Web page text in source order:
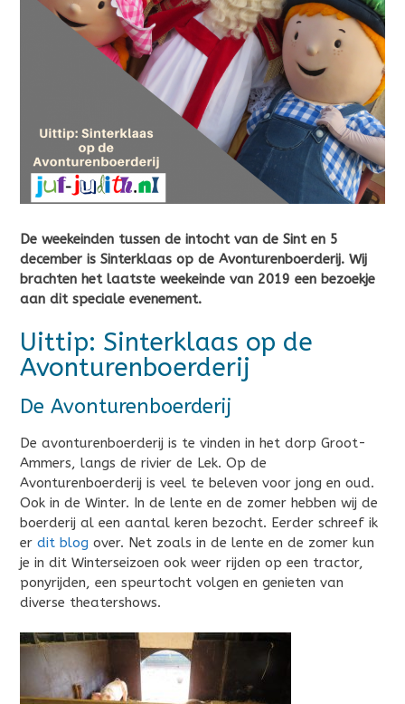
De weekeinden tussen de intocht van de Sint en 5
december is Sinterklaas op de Avonturenboerderij. Wij
brachten het laatste weekeinde van 2019 een bezoekje
aan dit speciale evenement.
Uittip: Sinterklaas op de
Avonturenboerderij
De Avonturenboerderij
De avonturenboerderij is te vinden in het dorp Groot-
Ammers, langs de rivier de Lek. Op de
Avonturenboerderij is veel te beleven voor jong en oud.
Ook in de Winter. In de lente en de zomer hebben wij de
boerderij al een aantal keren bezocht. Eerder schreef ik
er dit blog over. Net zoals in de lente en de zomer kun
je in dit Winterseizoen ook weer rijden op een tractor,
ponyrijden, een speurtocht volgen en genieten van
diverse theatershows.